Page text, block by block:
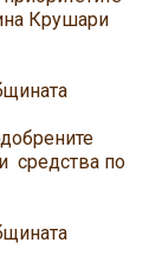
Крушари
средства по